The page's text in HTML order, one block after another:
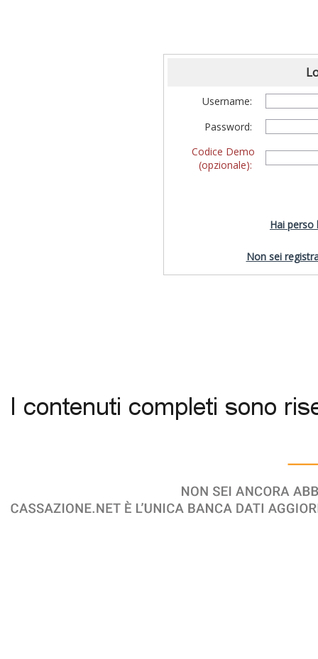
Username:
Password:
Codice Demo
(opzionale):
Hai perso
Non sei